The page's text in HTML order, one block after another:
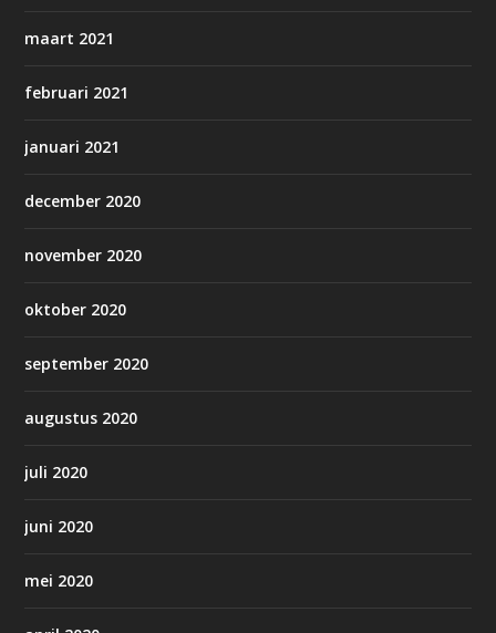
maart 2021
februari 2021
januari 2021
december 2020
november 2020
oktober 2020
september 2020
augustus 2020
juli 2020
juni 2020
mei 2020